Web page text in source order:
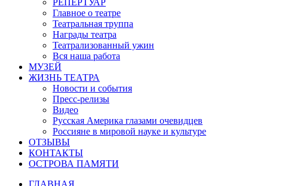
РЕПЕРТУАР
Главное о театре
Театральная труппа
Награды театра
Театрализованный ужин
Вся наша работа
МУЗЕЙ
ЖИЗНЬ ТЕАТРА
Новости и события
Пресс-релизы
Видео
Русская Америка глазами очевидцев
Россияне в мировой науке и культуре
ОТЗЫВЫ
КОНТАКТЫ
ОСТРОВА ПАМЯТИ
ГЛАВНАЯ